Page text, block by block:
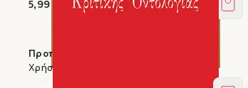
5,99 € Στο
Προτάσεις Κριτικής Οντολογίας
Χρήστος Γιανναράς